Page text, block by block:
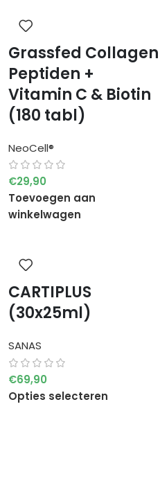
Grassfed Collagen
Peptiden +
Vitamin C & Biotin
(180 tabl)
NeoCell®
€29,90
Toevoegen aan
winkelwagen
CARTIPLUS
(30x25ml)
SANAS
€69,90
Opties selecteren